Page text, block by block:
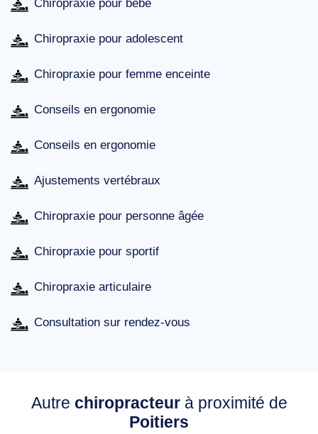
Chiropraxie pour bébé
Chiropraxie pour adolescent
Chiropraxie pour femme enceinte
Conseils en ergonomie
Conseils en ergonomie
Ajustements vertébraux
Chiropraxie pour personne âgée
Chiropraxie pour sportif
Chiropraxie articulaire
Consultation sur rendez-vous
Autre chiropracteurà proximité de
Poitiers